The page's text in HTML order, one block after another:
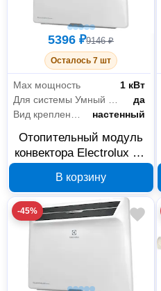
5396 ₽9146 ₽
Осталось 7 шт
Max мощность
1 кВт
Для системы Умный дом
да
настенный
Отопительный модуль
конвектора Electrolux Air
ECH/AG2-1000 T
НС-1081910
В корзину
-45%